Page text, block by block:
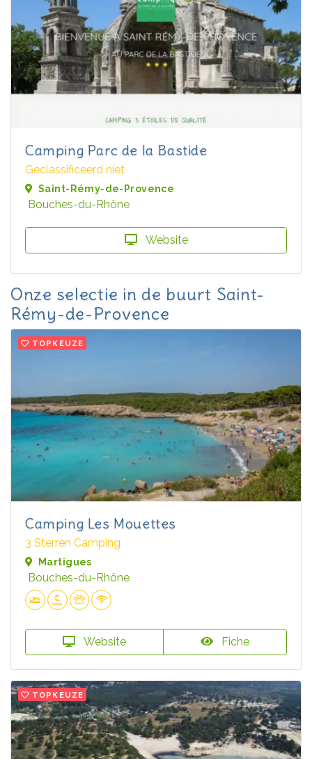
Camping Parc de la Bastide
Geclassificeerd niet
Saint-Rémy-de-Provence
Bouches-du-Rhône
Website
Onze selectie in de buurt Saint-
Rémy-de-Provence
TOPKEUZE
Camping Les Mouettes
3 Sterren Camping
Martigues
Bouches-du-Rhône
Website Fiche
TOPKEUZE